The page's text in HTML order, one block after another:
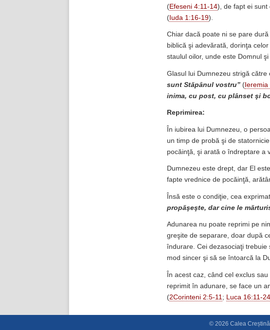
(Efeseni 4:11-14), de fapt ei sunt
( Iuda 1:16-19).
Chiar dacă poate ni se pare
biblică şi adevărată, dorinţa
staulul oilor, unde este Domnul
Glasul lui Dumnezeu strigă către
sunt Stăpânul vostru” (Ieremia
inima, cu post, cu plânset şi
Reprimirea:
În iubirea lui Dumnezeu, o
un timp de probă şi de
pocăinţă, şi arată o îndreptare a
Dumnezeu este drept, dar El
fapte vrednice de pocăinţă,
Însă este o condiţie, cea
propăşeşte, dar cine le
Adunarea nu poate reprimi pe
greşite de separare, doar după
îndurare. Cei dezasociaţi trebuie
mod sincer şi să se întoarcă la
În acest caz, când cel exclus
reprimit în adunare, se face un
(2Corinteni 2:5-11 ; Luca 16:11-24
© 2026 Calea Creștină